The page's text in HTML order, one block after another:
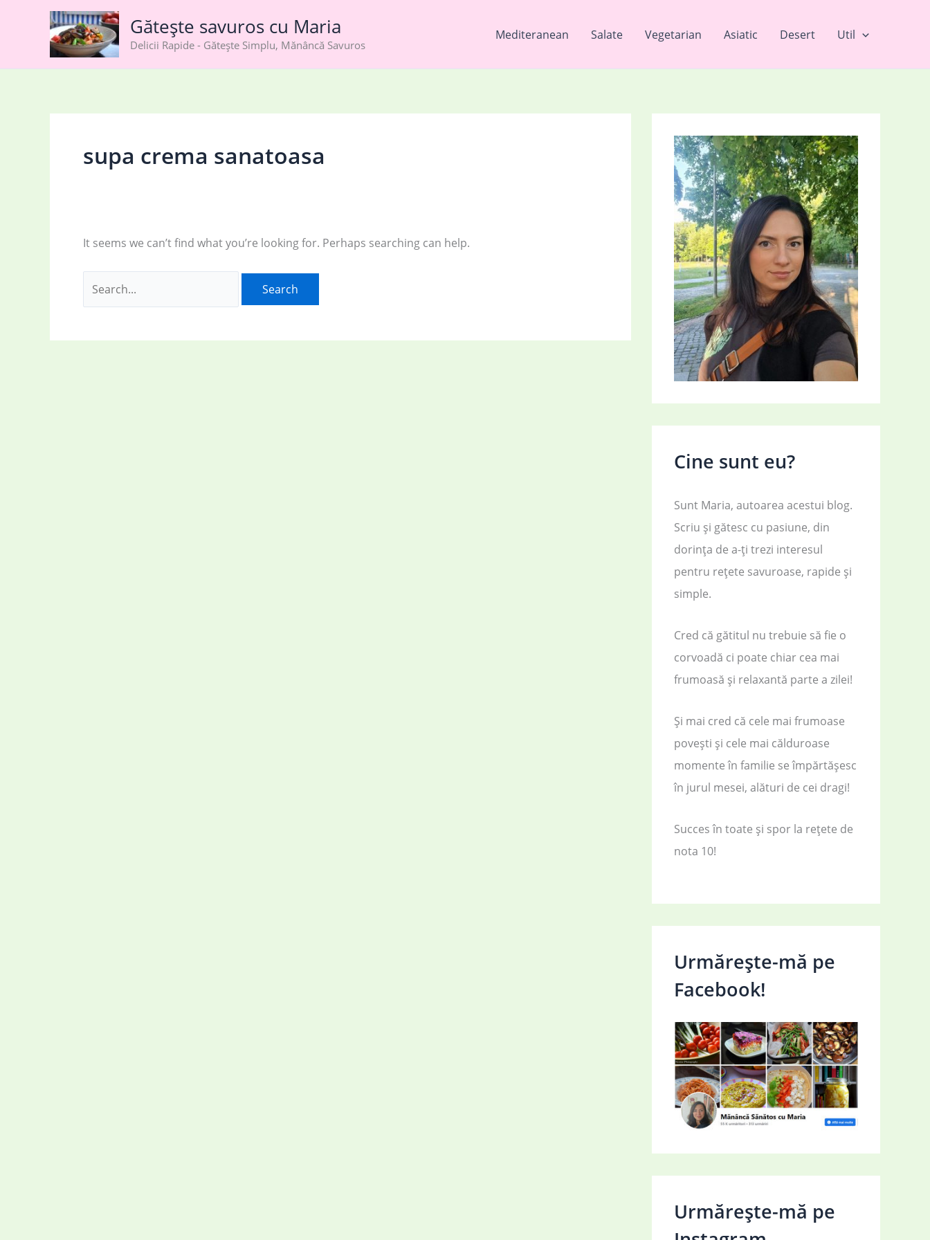
Gătește savuros cu Maria
Delicii Rapide - Gătește Simplu, Mănâncă Savuros
Mediteranean Salate Vegetarian Asiatic Desert Util
supa crema sanatoasa
It seems we can’t find what you’re looking for. Perhaps searching can help.
for:
Cine sunt eu?
Sunt Maria, autoarea acestui blog.
Scriu și gătesc cu pasiune, din
dorința de a-ți trezi interesul
pentru rețete savuroase, rapide și
simple.
Cred că gătitul nu trebuie să fie o
corvoadă ci poate chiar cea mai
frumoasă și relaxantă parte a zilei!
Și mai cred că cele mai frumoase
povești și cele mai călduroase
momente în familie se împărtășesc
în jurul mesei, alături de cei dragi!
Succes în toate și spor la rețete de
nota 10!
Urmărește-mă pe
Facebook!
Urmărește-mă pe